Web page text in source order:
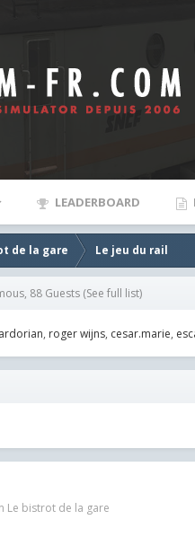
LEADERBOARD
de la gare Le jeu du rail
88 Guests (See full list)
roger wijns cesar.marie
Le bistrot de la gare